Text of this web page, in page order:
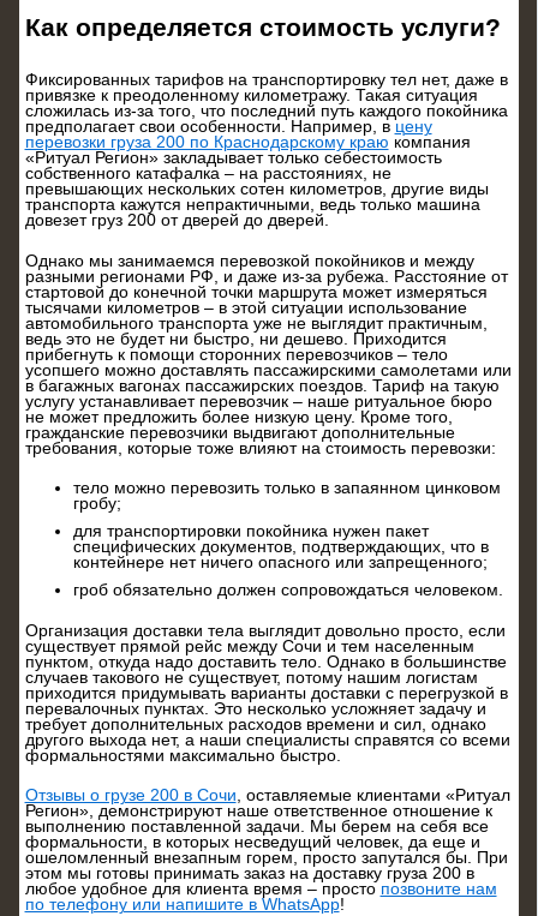
Как определяется стоимость услуги?
Фиксированных тарифов на транспортировку тел нет, даже в
привязке к преодоленному километражу. Такая ситуация
сложилась из-за того, что последний путь каждого покойника
предполагает свои особенности. Например, в цену
перевозки груза 200 по Краснодарскому краю компания
«Ритуал Регион» закладывает только себестоимость
собственного катафалка – на расстояниях, не
превышающих нескольких сотен километров, другие виды
транспорта кажутся непрактичными, ведь только машина
довезет груз 200 от дверей до дверей.
Однако мы занимаемся перевозкой покойников и между
разными регионами РФ, и даже из-за рубежа. Расстояние от
стартовой до конечной точки маршрута может измеряться
тысячами километров – в этой ситуации использование
автомобильного транспорта уже не выглядит практичным,
ведь это не будет ни быстро, ни дешево. Приходится
прибегнуть к помощи сторонних перевозчиков – тело
усопшего можно доставлять пассажирскими самолетами или
в багажных вагонах пассажирских поездов. Тариф на такую
услугу устанавливает перевозчик – наше ритуальное бюро
не может предложить более низкую цену. Кроме того,
гражданские перевозчики выдвигают дополнительные
требования, которые тоже влияют на стоимость перевозки:
тело можно перевозить только в запаянном цинковом
гробу;
для транспортировки покойника нужен пакет
специфических документов, подтверждающих, что в
контейнере нет ничего опасного или запрещенного;
гроб обязательно должен сопровождаться человеком.
Организация доставки тела выглядит довольно просто, если
существует прямой рейс между Сочи и тем населенным
пунктом, откуда надо доставить тело. Однако в большинстве
случаев такового не существует, потому нашим логистам
приходится придумывать варианты доставки с перегрузкой в
перевалочных пунктах. Это несколько усложняет задачу и
требует дополнительных расходов времени и сил, однако
другого выхода нет, а наши специалисты справятся со всеми
формальностями максимально быстро.
Отзывы о грузе 200 в Сочи, оставляемые клиентами «Ритуал
Регион», демонстрируют наше ответственное отношение к
выполнению поставленной задачи. Мы берем на себя все
формальности, в которых несведущий человек, да еще и
ошеломленный внезапным горем, просто запутался бы. При
этом мы готовы принимать заказ на доставку груза 200 в
любое удобное для клиента время – просто позвоните нам
по телефону или напишите в WhatsApp!